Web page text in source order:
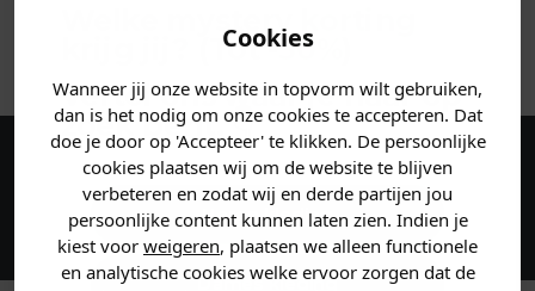
Cookies
Wanneer jij onze website in topvorm wilt gebruiken,
dan is het nodig om onze cookies te accepteren. Dat
doe je door op 'Accepteer' te klikken. De persoonlijke
cookies plaatsen wij om de website te blijven
verbeteren en zodat wij en derde partijen jou
persoonlijke content kunnen laten zien. Indien je
kiest voor weigeren, plaatsen we alleen functionele
en analytische cookies welke ervoor zorgen dat de
ANDERE BESTELDEN OOK
Maak een account aan en ontvang 5%
korting op je eerste bestelling!
Welke mystery
krijg jij? (Tot-30%
Vertel ons waar je naar op
zoek bent. 👇
Heren kleding
Dames kleding